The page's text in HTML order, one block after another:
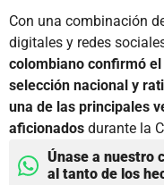
Con una combinación
digitales y redes
colombiano confirmó
selección nacional y
una de las principales
aficionados durante la
Únase a nuestro
al tanto de los